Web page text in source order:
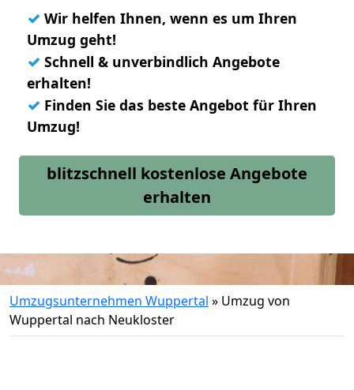
✓ Wir helfen Ihnen, wenn es um Ihren
Umzug geht!
✓ Schnell & unverbindlich Angebote
erhalten!
✓ Finden Sie das beste Angebot für Ihren
Umzug!
blitzschnell kostenlose Angebote
erhalten
Umzugsunternehmen Wuppertal » Umzug von
Wuppertal nach Neukloster